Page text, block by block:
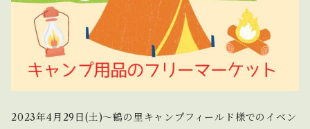
2023年4月29日(土)〜鶴の里キャンプフィールド様でのイベン